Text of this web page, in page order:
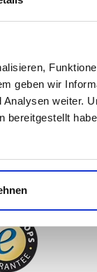
geben wir
weiter.
les réseaux
61 08 780
16:00-19:00)